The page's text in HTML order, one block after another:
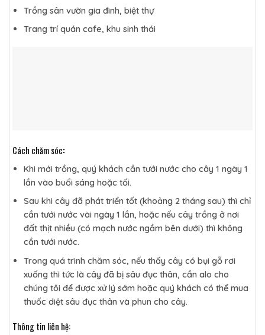
Trồng sân vườn gia đình, biệt thự
Trang trí quán cafe, khu sinh thái
Cách chăm sóc:
Khi mới trồng, quý khách cần tưới nước cho cây 1 ngày 1
lần vào buổi sáng hoặc tối.
Sau khi cây đã phát triển tốt (khoảng 2 tháng sau) thì chỉ
cần tưới nước vài ngày 1 lần, hoặc nếu cây trồng ở nơi
đất thịt nhiều (có mạch nước ngầm bên dưới) thì không
cần tưới nước.
Trong quá trình chăm sóc, nếu thấy cây có bụi gỗ rơi
xuống thì tức là cây đã bị sâu đục thân, cần alo cho
chúng tôi để được xử lý sớm hoặc quý khách có thể mua
thuốc diệt sâu đục thân và phun cho cây.
Thông tin liên hệ: